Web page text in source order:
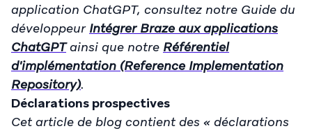
application ChatGPT, consultez notre Guide du
développeur Intégrer Braze aux applications
ChatGPTainsi que notre Référentiel
d'implémentation (Reference Implementation
Repository).
Déclarations prospectives
Cet article de blog contient des « déclarations